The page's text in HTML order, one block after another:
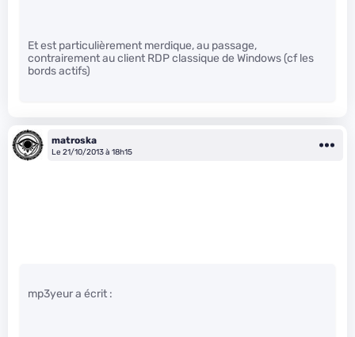
Et est particulièrement merdique, au passage,
contrairement au client RDP classique de Windows (cf les
bords actifs)
matroska
Le 21/10/2013 à 18h15
mp3yeur a écrit :